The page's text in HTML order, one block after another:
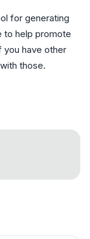
for generating
to help promote
you have other
those.